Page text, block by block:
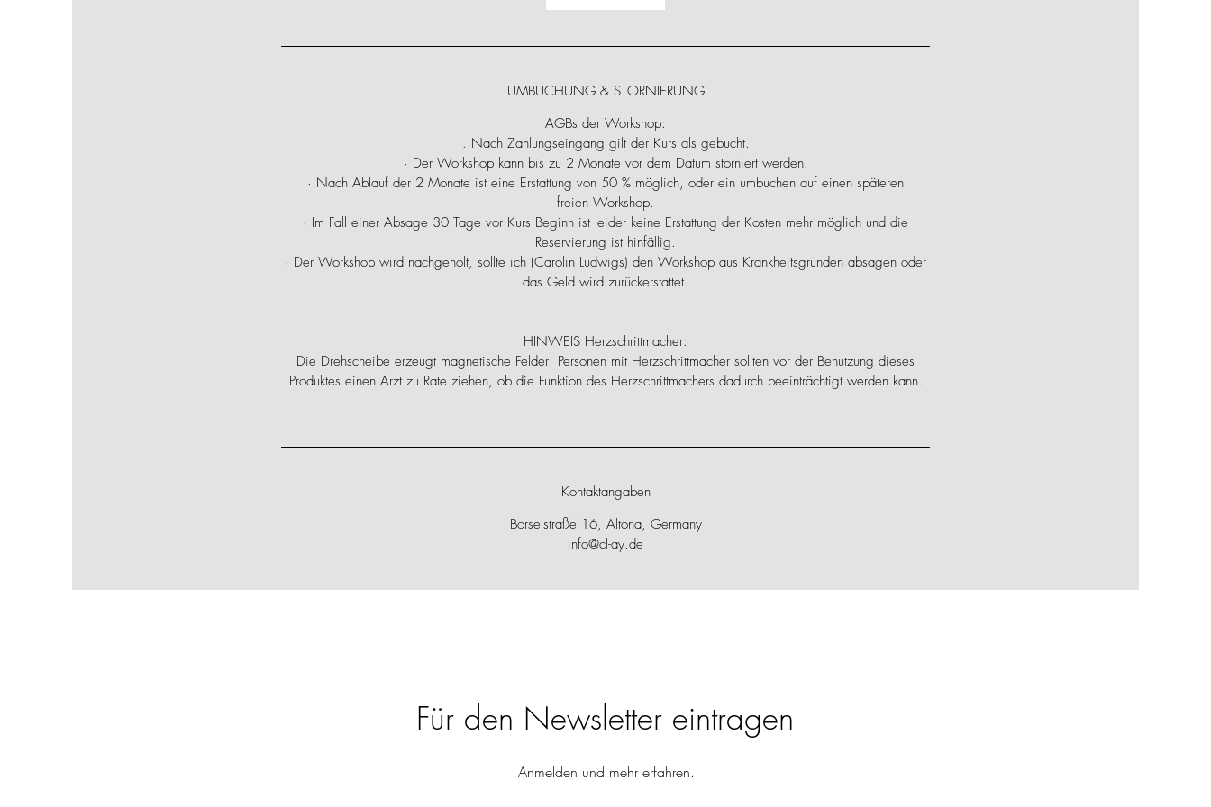
UMBUCHUNG & STORNIERUNG
AGBs der Workshop:
. Nach Zahlungseingang gilt der Kurs als gebucht.
· Der Workshop kann bis zu 2 Monate vor dem Datum storniert werden.
· Nach Ablauf der 2 Monate ist eine Erstattung von 50 % möglich, oder ein umbuchen auf einen späteren
freien Workshop.
· Im Fall einer Absage 30 Tage vor Kurs Beginn ist leider keine Erstattung der Kosten mehr möglich und die
Reservierung ist hinfällig.
· Der Workshop wird nachgeholt, sollte ich (Carolin Ludwigs) den Workshop aus Krankheitsgründen absagen oder
das Geld wird zurückerstattet.
HINWEIS Herzschrittmacher:
Die Drehscheibe erzeugt magnetische Felder! Personen mit Herzschrittmacher sollten vor der Benutzung dieses
Produktes einen Arzt zu Rate ziehen, ob die Funktion des Herzschrittmachers dadurch beeinträchtigt werden kann.
Kontaktangaben
Borselstraße 16, Altona, Germany
info@cl-ay.de
Für den Newsletter eintragen
Anmelden und mehr erfahren.